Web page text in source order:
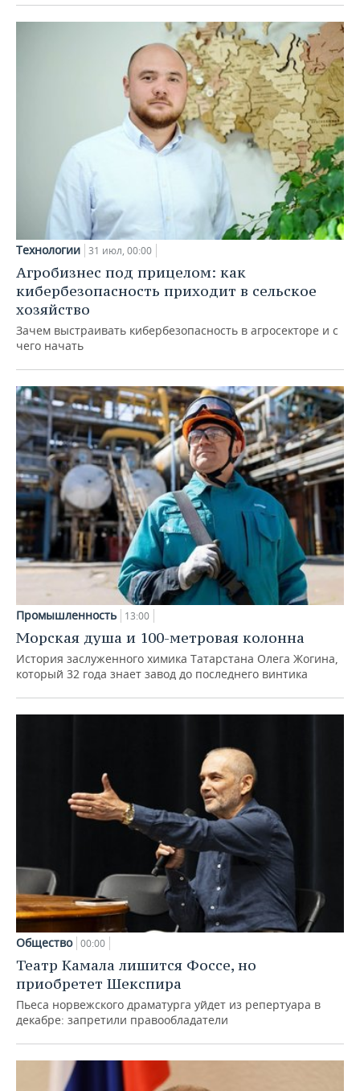
Технологии 31 июл, 00:00
Агробизнес под прицелом: как
кибербезопасность приходит в сельское
хозяйство
Зачем выстраивать кибербезопасность в агросекторе и с
чего начать
Промышленность 13:00
Морская душа и 100-метровая колонна
История заслуженного химика Татарстана Олега Жогина,
который 32 года знает завод до последнего винтика
Общество 00:00
Театр Камала лишится Фоссе, но
приобретет Шекспира
Пьеса норвежского драматурга уйдет из репертуара в
декабре: запретили правообладатели